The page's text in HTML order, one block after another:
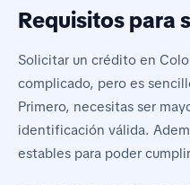
Requisitos para
Solicitar un crédito en
complicado, pero es
Primero, necesitas ser
identificación válida.
estables para poder